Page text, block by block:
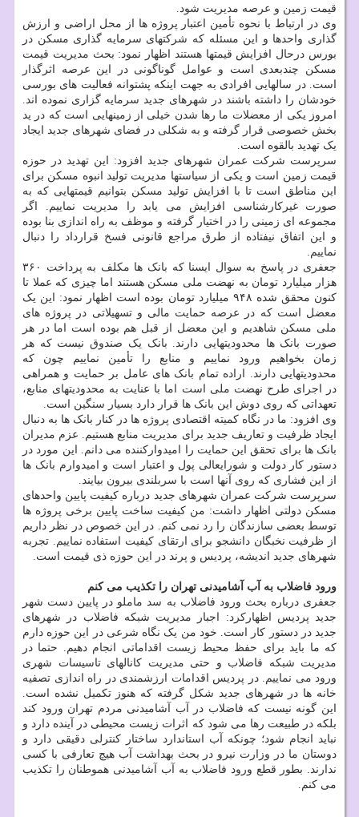
قیمت زمین و عرصه مدیریت شود.
وی در ارتباط با نحوه تأمین اعتبار پروژه ها از محل اراضی و ارزش
گذاری واحدها و این مسئله که شرکتهای سرمایه گذاری مسکن در
بورس درحال افزایش قیمتها هستند اظهار نمود: بحث مدیریت قیمت
مسکن چندبعدی است و عوامل گوناگونی در این عرصه اثرگذار
است. در سالهایی افرادی به جهت اینکه پشتوانه فعالیت های بورسی
خودشان را داشته باشند در شهرهای جدید سرمایه گزاری نموده اند.
امروز یکی از معضلات ما رها شدن خیلی از زمینهایی است که در ید
بخش خصوصی قرار گرفته و به شکلی در فضای شهرهای جدید ایجاد
یک تهدید بالقوه است.
سرپرست شرکت عمران شهرهای جدید افزود: این تهدید در حوزه
قیمت زمین است و یکی از سیاستها مدیریت تولید انبوه مسکن برای
این مناطق است تا با افزایش تولید مسکن بتوانیم قیمتهایی که به
صورت غیرکارشناسی افزایش می یابد را مدیریت نماییم. اگر
مجموعه ای زمینی را در اختیار گرفته و موظف به راه اندازی بنا بوده
و این اتفاق نیفتاده از طرق مراجع قانونی فسخ قرارداد را دنبال
نماییم.
جعفری در پاسخ به سوال ایسنا که بانک ها مکلف به پرداخت ۳۶۰
هزار میلیارد تومان به نهضت ملی مسکن هستند اما چیزی که عملا تا
کنون محقق شده ۹۴۸ میلیارد تومان بوده است اظهار نمود: این یک
معضل است که در عرصه حمایت مالی و تسهیلاتی در پروژه های
ملی مسکن شاهدیم و این معضل از قبل هم بوده است اما در هر
صورت بانک ها محدودیتهایی دارند. بانک یک صندوق نیست که هر
زمان بخواهیم ورود نماییم و منابع را تأمین نماییم چون که
محدودیتهایی دارند. اراده تمام بانک های عامل بر حمایت و همراهی
در اجرای طرح نهضت ملی است اما با عنایت به محدودیتهای منابع،
تعهداتی که روی دوش این بانک ها قرار دارد بسیار سنگین است.
وی افزود: ما در نگاه کمیته اقتصادی پروژه ها در کنار بانک ها به دنبال
ایجاد ظرفیت و تعاریف جدید برای مدیریت منابع هستیم. عزم مدیران
بانک ها برای تحقق این حمایت را امیدوارکننده می دانم. این مورد در
دستور کار دولت و شورایعالی پول و اعتبار است و امیدوارم بانک ها
از این فشاری که روی آنها است با سربلندی بیرون بیایند.
سرپرست شرکت عمران شهرهای جدید درباره کیفیت پایین واحدهای
مسکن دولتی اظهار داشت: من کیفیت ساخت پایین برخی پروژه ها
توسط بعضی سازندگان را رد نمی کنم. در این خصوص در نظر داریم
از ظرفیت نخبگان دانشجو برای ارتقای کیفیت استفاده نماییم. تجربه
شهرهای جدید اندیشه، پردیس و پرند در این حوزه ذی قیمت است.
ورود فاضلاب به آب آشامیدنی تهران را تکذیب می کنم
جعفری درباره بحث ورود فاضلاب به سد ماملو در پایین دست شهر
جدید پردیس اظهارکرد: اجبار مدیریت شبکه فاضلاب در شهرهای
جدید در دستور کار است. خود من یک نگاه شرعی در این حوزه دارم
که ما باید برای حفظ محیط زیست اقداماتی انجام دهیم. حتما در
مدیریت شبکه فاضلاب و حتی مدیریت کانالهای تاسیسات شهری
ورود می نماییم. در پردیس اقدامات ارزشمندی در راه اندازی تصفیه
خانه ها در شهرهای جدید شکل گرفته که هنوز تکمیل نشده است.
این گونه نیست که فاضلاب در آب آشامیدنی مردم تهران ورود کند
بلکه در طبیعت رها می شود که اثرات زیست محیطی در آینده دارد و
نباید انجام شود؛ چونکه آب استاندارد ساختار کنترلی دقیقی دارد و
دوستان ما در وزارت نیرو در بحث بهداشت آب هیچ تعارفی با کسی
ندارند. بطور قطع ورود فاضلاب به آب آشامیدنی هموطنان را تکذیب
می کنم.